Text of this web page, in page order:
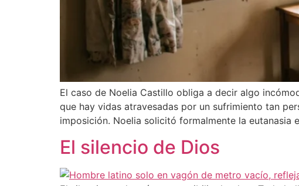
El caso de Noelia Castillo obliga a decir algo
que hay vidas atravesadas por un sufrimiento tan
imposición. Noelia solicitó formalmente la eutanasia
El silencio de Dios